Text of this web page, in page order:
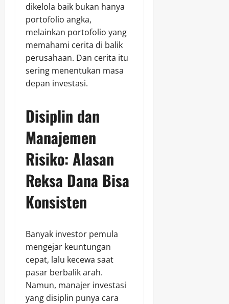
dikelola baik bukan hanya
portofolio angka,
melainkan portofolio yang
memahami cerita di balik
perusahaan. Dan cerita itu
sering menentukan masa
depan investasi.
Disiplin dan
Manajemen
Risiko: Alasan
Reksa Dana Bisa
Konsisten
Banyak investor pemula
mengejar keuntungan
cepat, lalu kecewa saat
pasar berbalik arah.
Namun, manajer investasi
yang disiplin punya cara